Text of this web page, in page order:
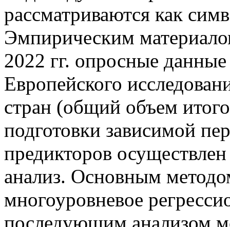
рассматриваются как
Эмпирическим
2022 гг. опросные
Европейского
стран (общий объем
подготовки зависимой
предикторов
анализ. Основным
многоуровневое
последующим анализом